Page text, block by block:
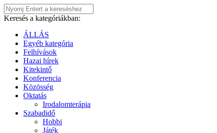
Keresés a kategóriákban:
ÁLLÁS
Egyéb kategória
Felhívások
Hazai hírek
Kitekintő
Konferencia
Közösség
Oktatás
Irodalomterápia
Szabadidő
Hobbi
Játék